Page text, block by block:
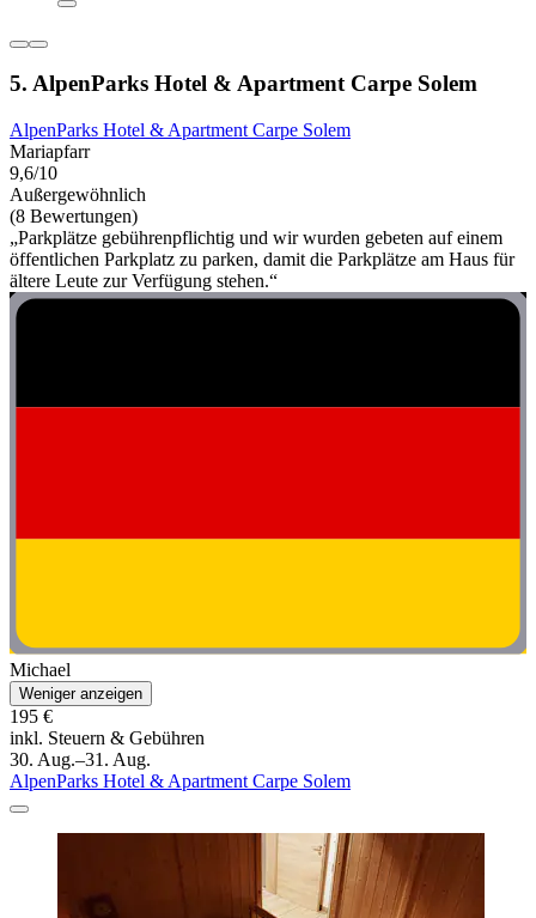
5. AlpenParks Hotel & Apartment Carpe Solem
AlpenParks Hotel & Apartment Carpe Solem
Mariapfarr
9,6/10
Außergewöhnlich
(8 Bewertungen)
„Parkplätze gebührenpflichtig und wir wurden gebeten auf einem
öffentlichen Parkplatz zu parken, damit die Parkplätze am Haus für
ältere Leute zur Verfügung stehen.“
Michael
Weniger anzeigen
195 €
inkl. Steuern & Gebühren
30. Aug.–31. Aug.
AlpenParks Hotel & Apartment Carpe Solem